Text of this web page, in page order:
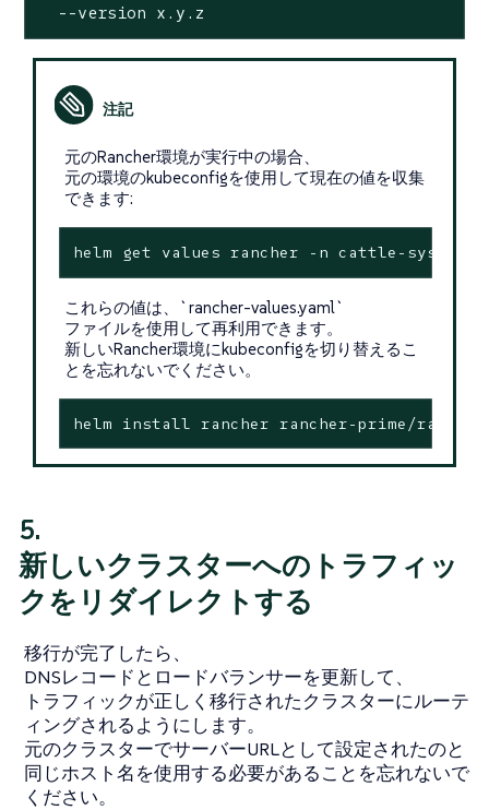
  --version x.y.z
元のRancher環境が実行中の場合、
元の環境のkubeconfigを使用して現在の値を収集
できます:
helm get values rancher -n cattle-system -
これらの値は、`rancher-values.yaml`
ファイルを使用して再利用できます。
新しいRancher環境にkubeconfigを切り替えるこ
とを忘れないでください。
helm install rancher rancher-prime/
5.
新しいクラスターへのトラフィッ
クをリダイレクトする
移行が完了したら、
DNSレコードとロードバランサーを更新して、
トラフィックが正しく移行されたクラスターにルーテ
ィングされるようにします。
元のクラスターでサーバーURLとして設定されたのと
同じホスト名を使用する必要があることを忘れないで
ください。